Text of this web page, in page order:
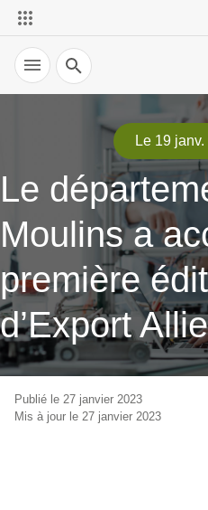
Recherche
Le 19
Le
Moulins a
première
d’Export
Publié le 27 janvier 2023
Mis à jour le 27 janvier 2023